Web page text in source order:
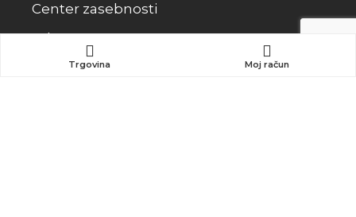
Center zasebnosti
Kdo smo
KontaktTrgovina Moj račun